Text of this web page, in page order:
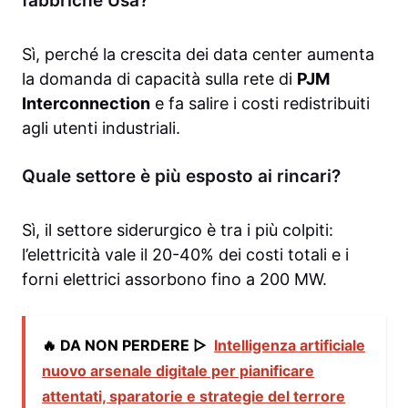
Sì, perché la crescita dei data center aumenta
la domanda di capacità sulla rete di PJM
Interconnection e fa salire i costi redistribuiti
agli utenti industriali.
Quale settore è più esposto ai rincari?
Sì, il settore siderurgico è tra i più colpiti:
l’elettricità vale il 20-40% dei costi totali e i
forni elettrici assorbono fino a 200 MW.
🔥 DA NON PERDERE ▷ Intelligenza artificiale
nuovo arsenale digitale per pianificare
attentati, sparatorie e strategie del terrore